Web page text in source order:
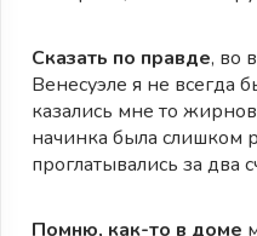
Cказать по правде, во
Венесуэле я не всегда
казались мне то
начинка была слишком
проглатывались за два
Помню, как-то в доме